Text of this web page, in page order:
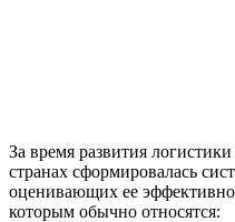
За время развития
странах сформировалась
оценивающих ее
которым обычно относятся: